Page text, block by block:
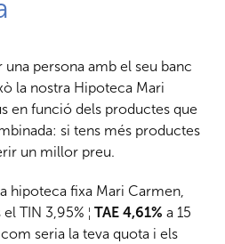
persona amb el seu banc
la nostra Hipoteca Mari
en funció dels productes que
si tens més productes
un millor preu.
hipoteca fixa Mari Carmen,
TIN 3,95% ¦ TAE 4,61% a 15
seria la teva quota i els